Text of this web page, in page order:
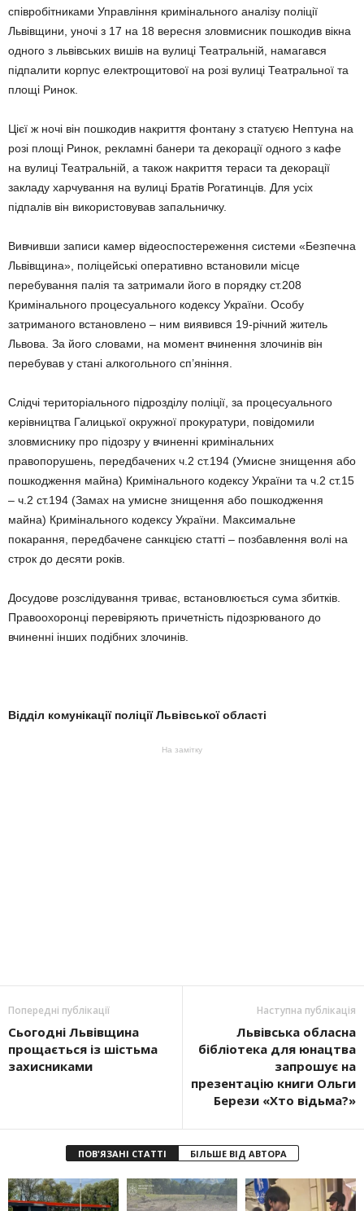
співробітниками Управління кримінального аналізу поліції
Львівщини, уночі з 17 на 18 вересня зловмисник пошкодив вікна
одного з львівських вишів на вулиці Театральній, намагався
підпалити корпус електрощитової на розі вулиці Театральної та
площі Ринок.
Цієї ж ночі він пошкодив накриття фонтану з статуєю Нептуна на
розі площі Ринок, рекламні банери та декорації одного з кафе
на вулиці Театральній, а також накриття тераси та декорації
закладу харчування на вулиці Братів Рогатинців. Для усіх
підпалів він використовував запальничку.
Вивчивши записи камер відеоспостереження системи «Безпечна
Львівщина», поліцейські оперативно встановили місце
перебування палія та затримали його в порядку ст.208
Кримінального процесуального кодексу України. Особу
затриманого встановлено – ним виявився 19-річний житель
Львова. За його словами, на момент вчинення злочинів він
перебував у стані алкогольного сп’яніння.
Слідчі територіального підрозділу поліції, за процесуального
керівництва Галицької окружної прокуратури, повідомили
зловмиснику про підозру у вчиненні кримінальних
правопорушень, передбачених ч.2 ст.194 (Умисне знищення або
пошкодження майна) Кримінального кодексу України та ч.2 ст.15
– ч.2 ст.194 (Замах на умисне знищення або пошкодження
майна) Кримінального кодексу України. Максимальне
покарання, передбачене санкцією статті – позбавлення волі на
строк до десяти років.
Досудове розслідування триває, встановлюється сума збитків.
Правоохоронці перевіряють причетність підозрюваного до
вчиненні інших подібних злочинів.
Відділ комунікації поліції Львівської області
На замітку
Попередні публікації
Сьогодні Львівщина
прощається із шістьма
захисниками
Наступна публікація
Львівська обласна
бібліотека для юнацтва
запрошує на
презентацію книги Ольги
Берези «Хто відьма?»
ПОВ'ЯЗАНІ СТАТТІ БІЛЬШЕ ВІД АВТОРА